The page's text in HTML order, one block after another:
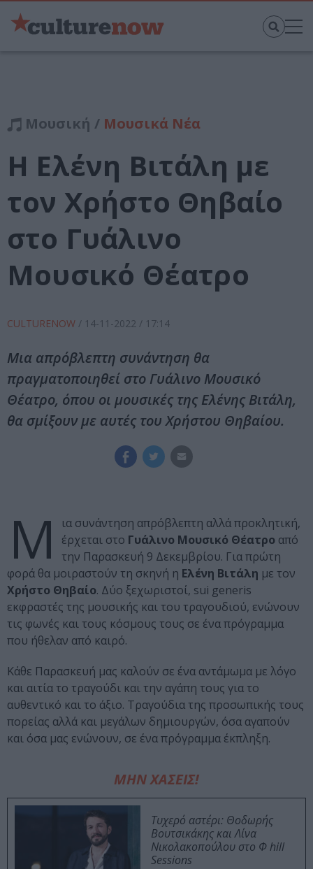
Μουσική / Μουσικά Νέα
Η Ελένη Βιτάλη με
τον Χρήστο Θηβαίο
στο Γυάλινο
Μουσικό Θέατρο
CULTURENOW / 14-11-2022 / 17:14
Μια απρόβλεπτη συνάντηση θα
πραγματοποιηθεί στο Γυάλινο Μουσικό
Θέατρο, όπου οι μουσικές της Ελένης Βιτάλη,
θα σμίξουν με αυτές του Χρήστου Θηβαίου.
Μ
ια συνάντηση απρόβλεπτη αλλά προκλητική,
έρχεται στο Γυάλινο Μουσικό Θέατρο από
την Παρασκευή 9 Δεκεμβρίου. Για πρώτη
φορά θα μοιραστούν τη σκηνή η Ελένη Βιτάλη με τον
Χρήστο Θηβαίο. Δύο ξεχωριστοί, sui generis
εκφραστές της μουσικής και του τραγουδιού, ενώνουν
τις φωνές και τους κόσμους τους σε ένα πρόγραμμα
που ήθελαν από καιρό.
Κάθε Παρασκευή μας καλούν σε ένα αντάμωμα με λόγο
και αιτία το τραγούδι και την αγάπη τους για το
αυθεντικό και το άξιο. Τραγούδια της προσωπικής τους
πορείας αλλά και μεγάλων δημιουργών, όσα αγαπούν
και όσα μας ενώνουν, σε ένα πρόγραμμα έκπληξη.
ΜΗΝ ΧΑΣΕΙΣ!
Τυχερό αστέρι: Θοδωρής
Βουτσικάκης και Λίνα
Νικολακοπούλου στο Φ hill
Sessions